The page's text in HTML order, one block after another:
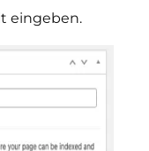
eingeben.